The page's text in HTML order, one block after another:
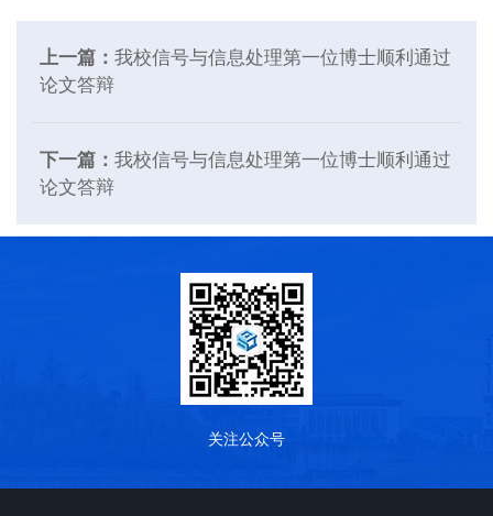
上一篇： 我校信号与信息处理第一位博士顺利通过
论文答辩
下一篇： 我校信号与信息处理第一位博士顺利通过
论文答辩
关注公众号